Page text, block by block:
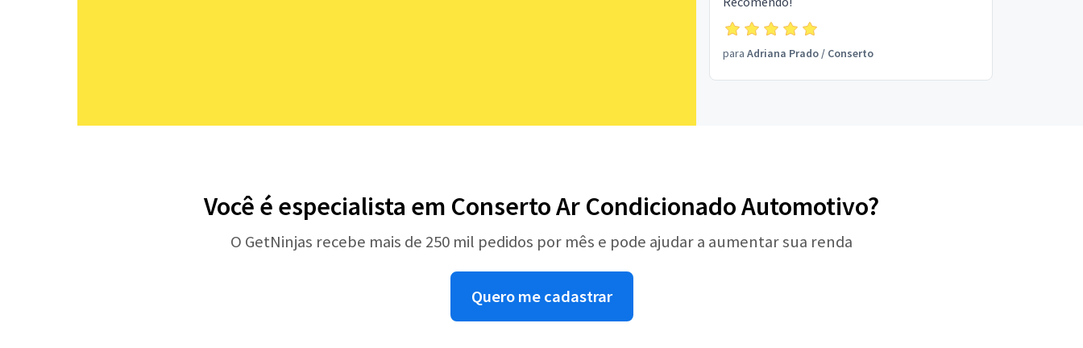
para Adriana Prado/ Conserto
Você é especialista em Conserto Ar Condicionado Automotivo?
O GetNinjas recebe mais de 250 mil pedidos por mês e pode ajudar a aumentar sua renda
Quero me cadastrar